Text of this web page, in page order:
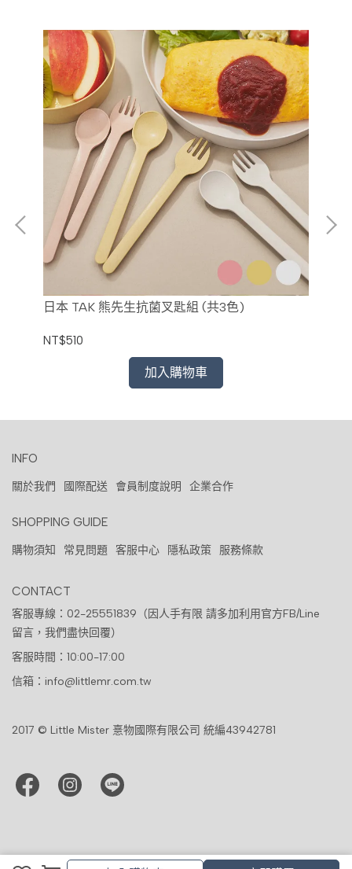
加入購物車
日本 TAK 熊先生抗菌叉匙組 (共3色)
NT$510
加入購物車
INFO
關於我們 國際配送 會員制度說明 企業合作
SHOPPING GUIDE
購物須知 常見問題 客服中心 隱私政策 服務條款
CONTACT
客服專線：02-25551839（因人手有限 請多加利用官方FB/Line
留言，我們盡快回覆）
客服時間：10:00-17:00
信箱：info@littlemr.com.tw
2017 © Little Mister 憙物國際有限公司 統編43942781